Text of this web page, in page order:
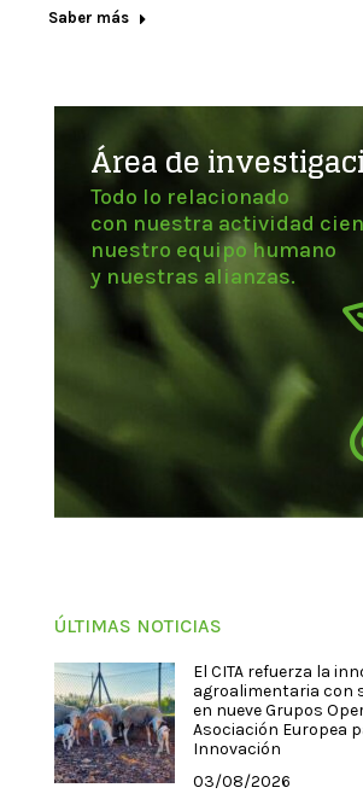
Saber más
Área de
Todo lo relacionado
con nuestra actividad
nuestro equipo humano
y nuestras alianzas.
ÚLTIMAS NOTICIAS
El CITA refuerza la
agroalimentaria con
en nueve Grupos
Asociación Europea
Innovación
03/08/2026